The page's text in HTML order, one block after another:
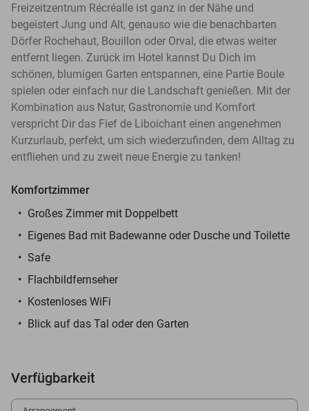
Freizeitzentrum Récréalle ist ganz in der Nähe und
begeistert Jung und Alt, genauso wie die benachbarten
Dörfer Rochehaut, Bouillon oder Orval, die etwas weiter
entfernt liegen. Zurück im Hotel kannst Du Dich im
schönen, blumigen Garten entspannen, eine Partie Boule
spielen oder einfach nur die Landschaft genießen. Mit der
Kombination aus Natur, Gastronomie und Komfort
verspricht Dir das Fief de Liboichant einen angenehmen
Kurzurlaub, perfekt, um sich wiederzufinden, dem Alltag zu
entfliehen und zu zweit neue Energie zu tanken!
Komfortzimmer
Großes Zimmer mit Doppelbett
Eigenes Bad mit Badewanne oder Dusche und Toilette
Safe
Flachbildfernseher
Kostenloses WiFi
Blick auf das Tal oder den Garten
Verfügbarkeit